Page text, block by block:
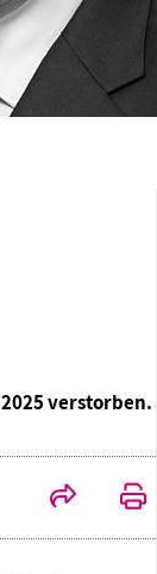
verstorben.